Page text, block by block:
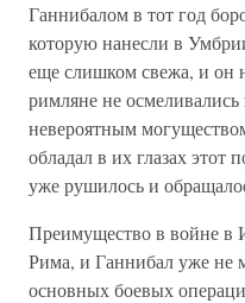
Ганнибалом в тот год
которую нанесли в
еще слишком свежа, и он
римляне не
невероятным
обладал в их глазах этот
уже рушилось и
Преимущество в войне в
Рима, и Ганнибал уже не
основных боевых